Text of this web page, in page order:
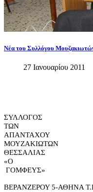
Νέα του Συλλόγου
27 Ιανουαρίου 2011
ΣΥΛΛΟΓΟΣ
ΤΩΝ
ΑΠΑΝΤΑΧΟΥ
ΜΟΥΖΑΚΙΩΤΩΝ
ΘΕΣΣΑΛΙΑΣ
«Ο
ΓΟΜΦΕΥΣ»
ΒΕΡΑΝΖΕΡΟΥ 5-ΑΘΗΝΑ